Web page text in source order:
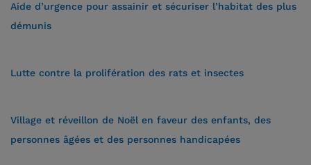
Aide d’urgence pour assainir et sécuriser l’habitat des plus
démunis
Lutte contre la prolifération des rats et insectes
Village et réveillon de Noël en faveur des enfants, des
personnes âgées et des personnes handicapées